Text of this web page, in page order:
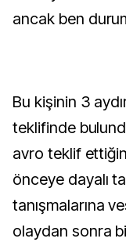
ancak ben
Bu kişinin 3
teklifinde
avro teklif
önceye dayalı
tanışmalarına
olaydan sonra